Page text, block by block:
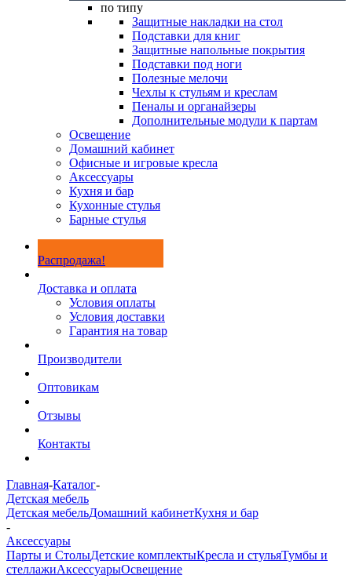
по типу
Защитные накладки на стол
Подставки для книг
Защитные напольные покрытия
Подставки под ноги
Полезные мелочи
Чехлы к стульям и креслам
Пеналы и органайзеры
Дополнительные модули к партам
Освещение
Домашний кабинет
Офисные и игровые кресла
Аксессуары
Кухня и бар
Кухонные стулья
Барные стулья
Распродажа!
Доставка и оплата
Условия оплаты
Условия доставки
Гарантия на товар
Производители
Оптовикам
Отзывы
Контакты
Главная-Каталог-
Детская мебель
Детская мебельДомашний кабинетКухня и бар
-
Аксессуары
Парты и СтолыДетские комплектыКресла и стульяТумбы и
стеллажиАксессуарыОсвещение